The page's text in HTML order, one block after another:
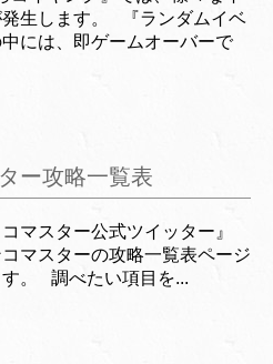
生します。 『ランダムイベ
には、即ゲームオーバーで
ー攻略一覧表
コマスター公式ツイッター』
マスターの攻略一覧表ページ
す。 調べたい項目を...